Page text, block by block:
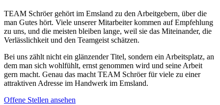
TEAM Schröer gehört im Emsland zu den Arbeitgebern, über die
man Gutes hört. Viele unserer Mitarbeiter kommen auf Empfehlung
zu uns, und die meisten bleiben lange, weil sie das Miteinander, die
Verlässlichkeit und den Teamgeist schätzen.
Bei uns zählt nicht ein glänzender Titel, sondern ein Arbeitsplatz, an
dem man sich wohlfühlt, ernst genommen wird und seine Arbeit
gern macht. Genau das macht TEAM Schröer für viele zu einer
attraktiven Adresse im Handwerk im Emsland.
Offene Stellen ansehen